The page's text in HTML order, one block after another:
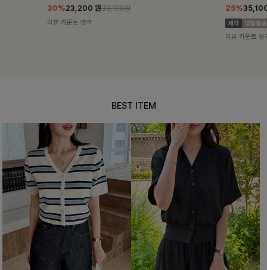
25%35,100원46,800원 12%
리뷰 카운트 영
BEST ITEM